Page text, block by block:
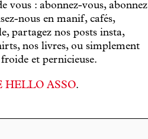
vous : abonnez-vous, abonnez
nous en manif, cafés,
partagez nos posts insta,
nos livres, ou simplement
et pernicieuse.
HELLO ASSO.